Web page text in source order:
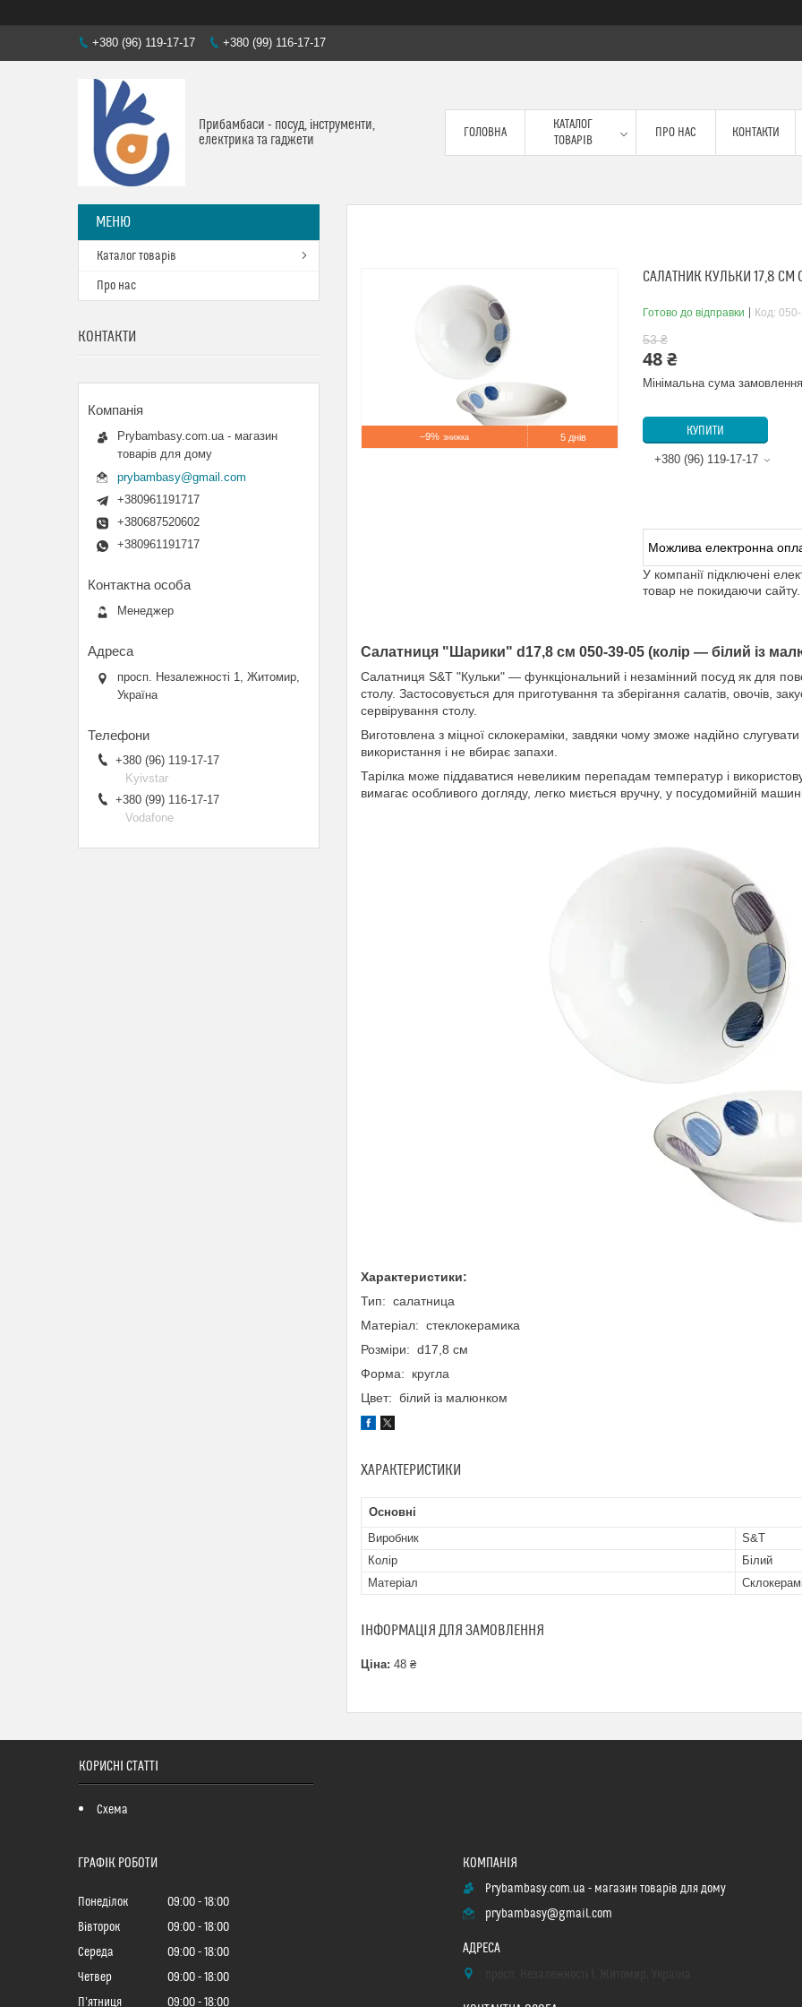
+380 (96) 119-17-17 +380 (99) 116-17-17
Прибамбаси - посуд, інструменти,
електрика та гаджети
ГОЛОВНА
КАТАЛОГ
ТОВАРІВ
ПРО НАС КОНТАКТИ
–9% 5 днів
САЛАТНИК КУЛЬКИ 17,8 СМ
Готово до відправки Код:
53 ₴
48 ₴
Мінімальна сума
КУПИТИ
+380 (96) 119-17-17
У компанії підключені
товар не покидаючи сайту.
Салатниця "Шарики" d17,8 см 050-39-05 (колір — білий із
Салатниця S&T "Кульки" — функціональний і незамінний посуд як для
столу. Застосовується для приготування та зберігання салатів, овочів,
сервірування столу.
Виготовлена з міцної склокераміки, завдяки чому зможе надійно
використання і не вбирає запахи.
Тарілка може піддаватися невеликим перепадам температур і
вимагає особливого догляду, легко миється вручну, у посудомийній
Характеристики:
Тип: салатница
Матеріал: стеклокерамика
Розміри: d17,8 см
Форма: кругла
Цвет: білий із малюнком
ХАРАКТЕРИСТИКИ
Основні
Виробник
S&T
Колір
Білий
Матеріал
ІНФОРМАЦІЯ ДЛЯ ЗАМОВЛЕННЯ
Ціна: 48 ₴
Каталог товарів
Про нас
КОНТАКТИ
Prybambasy.com.ua - магазин
товарів для дому
prybambasy@gmail.com
+380961191717
+380687520602
+380961191717
Менеджер
просп. Незалежності 1, Житомир,
Україна
+380 (96) 119-17-17
Kyivstar
+380 (99) 116-17-17
Vodafone
КОРИСНІ СТАТТІ
Схема
ГРАФІК РОБОТИ
Понеділок 09:00
18:00
Вівторок
09:00
18:00
Середа
09:00
18:00
Четвер
09:00
18:00
Пʼятниця
09:00 18:00
Prybambasy.com.ua - магазин товарів для дому
prybambasy@gmail.com